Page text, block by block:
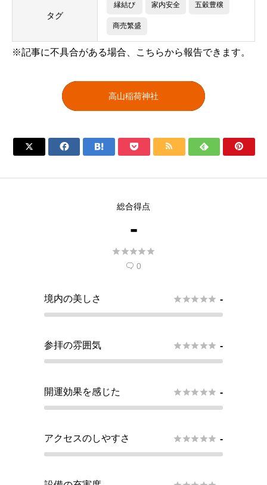
タグ
縁結び 家内安全 五穀豊穣
商売繁盛
※記事に不具合がある場合、こちらから報告できます。
高山稲荷神社
      
総合得点
-

 0
境内の美しさ  -
参拝の雰囲気  -
開運効果を感じた  -
アクセスのしやすさ  -